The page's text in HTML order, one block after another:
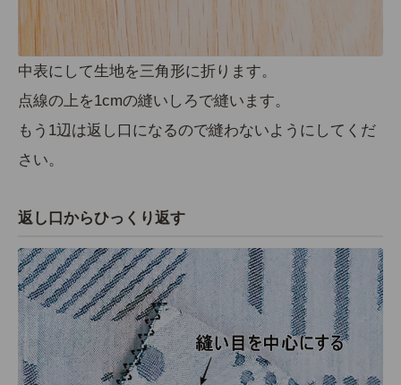
中表にして生地を三角形に折ります。
点線の上を1cmの縫いしろで縫います。
もう1辺は返し口になるので縫わないようにしてくだ
さい。
返し口からひっくり返す